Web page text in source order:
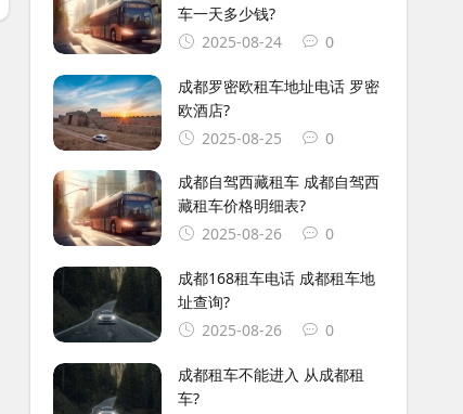
车一天多少钱?
2025-08-24
0
成都罗密欧租车地址电话 罗密
欧酒店?
2025-08-25
0
成都自驾西藏租车 成都自驾西
藏租车价格明细表?
2025-08-26
0
成都168租车电话 成都租车地
址查询?
2025-08-26
0
成都租车不能进入 从成都租
车?